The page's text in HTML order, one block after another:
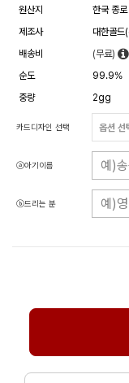
원산지
한국 종로
제조사
대한골드
배송비
(무료)
순도
99.9%
중량
2gg
카드디자인 선택
ⓐ아기이름
ⓑ드리는 분